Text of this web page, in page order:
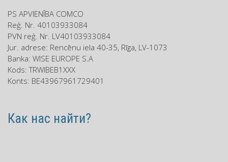
PS APVIENĪBA COMCO
Reģ. Nr. 40103933084
PVN reģ. Nr. LV40103933084
Jur. adrese: Rencēnu iela 40-35, Rīga, LV-1073
Banka: WISE EUROPE S.A
Kods: TRWIBEB1XXX
Konts: BE43967961729401
Как нас найти?